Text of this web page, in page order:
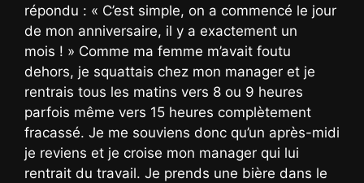
répondu : « C’est simple, on a commencé le jour
de mon anniversaire, il y a exactement un
mois ! » Comme ma femme m’avait foutu
dehors, je squattais chez mon manager et je
rentrais tous les matins vers 8 ou 9 heures
parfois même vers 15 heures complètement
fracassé. Je me souviens donc qu’un après-midi
je reviens et je croise mon manager qui lui
rentrait du travail. Je prends une bière dans le